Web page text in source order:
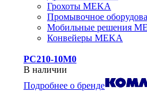
Грохоты MEKA
Промывочное
Мобильные решения
Конвейеры MEKA
PC210-10M0
В наличии
Подробнее о бренде